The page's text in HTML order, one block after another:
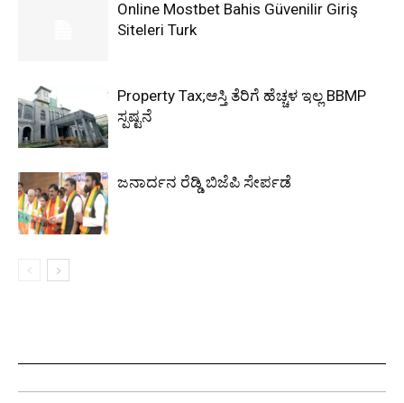
Online Mostbet Bahis Güvenilir Giriş
Siteleri Turk
Property Tax;ಆಸ್ತಿ ತೆರಿಗೆ ಹೆಚ್ಚಳ ಇಲ್ಲ BBMP
ಸ್ಪಷ್ಟನೆ
ಜನಾರ್ದನ ರೆಡ್ಡಿ ಬಿಜೆಪಿ ಸೇರ್ಪಡೆ